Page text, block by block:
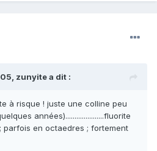
zunyitea dit :
à risque ! juste une colline peu
années).....................fluorite
parfois en octaedres ; fortement